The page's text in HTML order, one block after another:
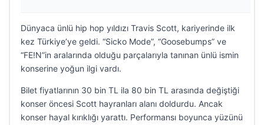
Dünyaca ünlü hip hop yıldızı Travis Scott, kariyerinde ilk
kez Türkiye’ye geldi. “Sicko Mode”, “Goosebumps” ve
“FE!N”in aralarında olduğu parçalarıyla tanınan ünlü ismin
konserine yoğun ilgi vardı.
Bilet fiyatlarının 30 bin TL ila 80 bin TL arasında değiştiği
konser öncesi Scott hayranları alanı doldurdu. Ancak
konser hayal kırıklığı yarattı. Performansı boyunca yüzünü